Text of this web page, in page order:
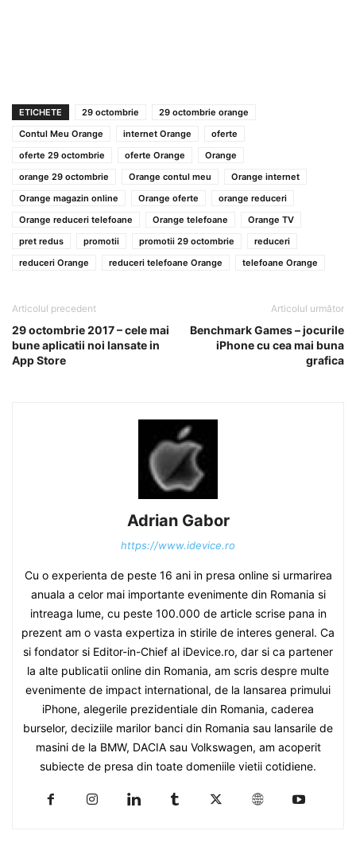
ETICHETE 29 octombrie
29 octombrie orange
Contul Meu Orange
internet Orange
oferte
oferte 29 octombrie
oferte Orange
Orange
orange 29 octombrie
Orange contul meu
Orange internet
Orange magazin online
Orange oferte
orange reduceri
Orange reduceri telefoane
Orange telefoane
Orange TV
pret redus
promotii promotii 29 octombrie
reduceri
reduceri Orange
reduceri telefoane Orange telefoane Orange
Articolul precedent
29 octombrie 2017 – cele mai
bune aplicatii noi lansate in
App Store
Articolul următor
Benchmark Games – jocurile
iPhone cu cea mai buna
grafica
Adrian Gabor
https://www.idevice.ro
Cu o experienta de peste 16 ani in presa online si urmarirea
anuala a celor mai importante evenimente din Romania si
intreaga lume, cu peste 100.000 de article scrise pana in
prezent am o vasta expertiza in stirile de interes general. Ca
si fondator si Editor-in-Chief al iDevice.ro, dar si ca partener
la alte publicatii online din Romania, am scris despre multe
evenimente de impact international, de la lansarea primului
iPhone, alegerile prezidentiale din Romania, caderea
burselor, deciziile marilor banci din Romania sau lansarile de
masini de la BMW, DACIA sau Volkswagen, am acoperit
subiecte de presa din toate domeniile vietii cotidiene.